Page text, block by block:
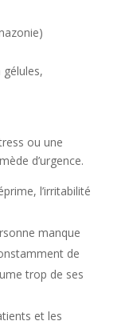
ou une
d’urgence.
l’irritabilité
manque
de
trop de ses
et les